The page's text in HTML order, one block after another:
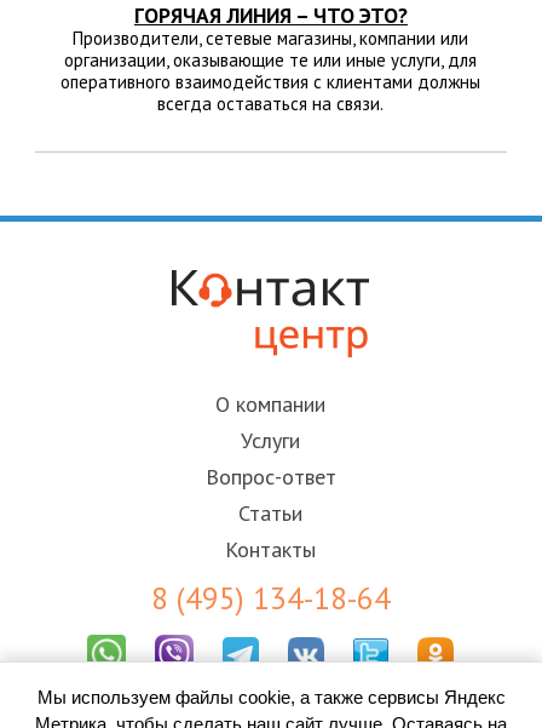
ГОРЯЧАЯ ЛИНИЯ – ЧТО ЭТО?
Производители, сетевые магазины, компании или
организации, оказывающие те или иные услуги, для
оперативного взаимодействия с клиентами должны
всегда оставаться на связи.
О компании
Услуги
Вопрос-ответ
Статьи
Контакты
8 (495) 134-18-64
Результаты СОУТ
Мы используем файлы cookie, а также сервисы Яндекс
Метрика, чтобы сделать наш сайт лучше. Оставаясь на